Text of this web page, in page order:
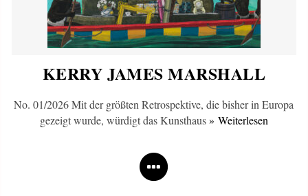
KERRY JAMES MARSHALL
No. 01/2026 Mit der größten Retrospektive, die bisher in Europa
gezeigt wurde, würdigt das Kunsthaus» Weiterlesen